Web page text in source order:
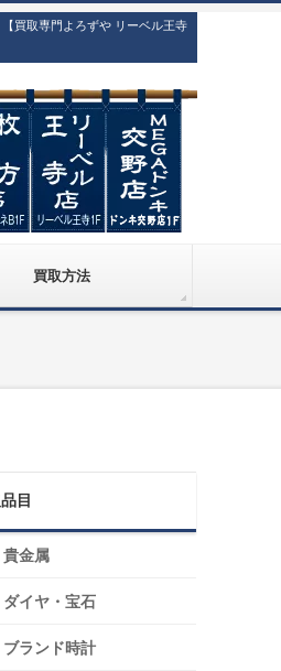
買取専門よろずや リーベル王寺
買取方法
目
貴金属
ダイヤ・宝石
ブランド時計